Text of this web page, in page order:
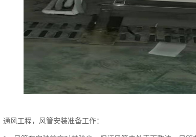
通风工程，风管安装准备工作：